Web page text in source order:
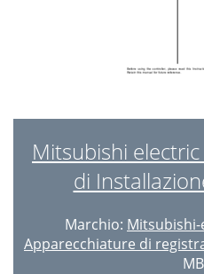
Mitsubishi
di
Marchio:
Apparecchiature di